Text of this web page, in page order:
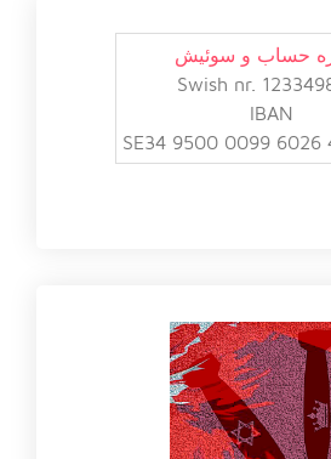
حساب و سوئیش
Swish nr.
IBAN
SE34 9500 0099 6026